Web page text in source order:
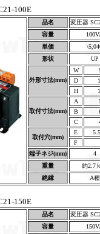
100E
品名
変圧器
容量
単価
形状
UP
外形寸法(mm)
W
D
H
取付寸法(mm)
A
B
C
取付穴(mm)
E
F
端子ネジ(mm)
4
重量
約2.7
絶縁
A種
150E
品名
変圧器
容量